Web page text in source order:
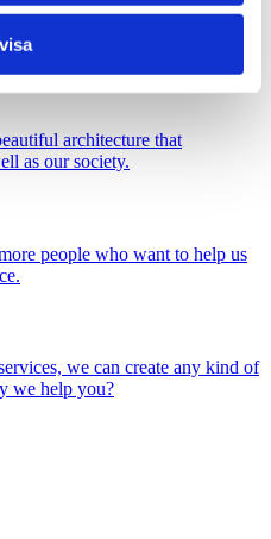
you.
architecture that
as our society.
people who want to help us
we can create any kind of
we help you?